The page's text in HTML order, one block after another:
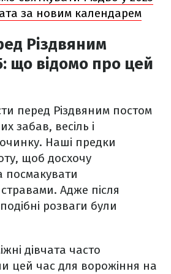
за новим календарем
Різдвяним
що відомо про цей
перед Різдвяним постом
забав, весіль і
Наші предки
щоб досхочу
посмакувати
Адже після
розваги були
дівчата часто
цей час для ворожіння на